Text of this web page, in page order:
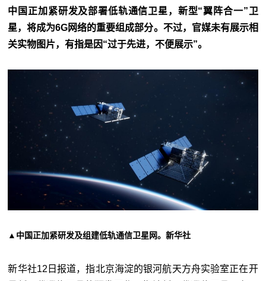
中国正加紧研发及部署低轨通信卫星，新型“翼阵合一”卫
星，将成为6G网络的重要组成部分。不过，官媒未有展示相
关实物图片，有指是因“过于先进，不便展示”。
▲中国正加紧研发及组建低轨通信卫星网。新华社
新华社12日报道，指北京海淀的银河航天方舟实验室正在开